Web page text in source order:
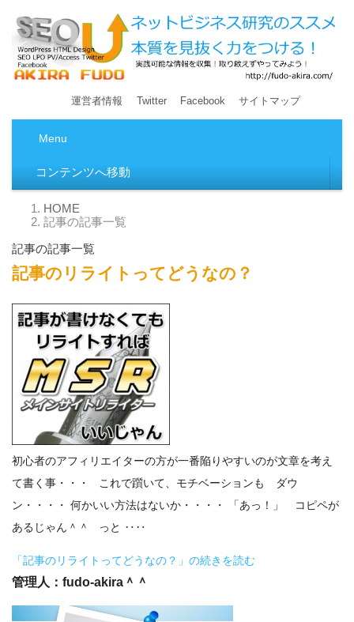
Fudo-Akira
ネットビジネス研究のススメ！本質を見抜く力をつけ
運営者情報 Twitter Facebook サイトマップ
Menu
コンテンツへ移動
HOME
記事の記事一覧
記事の記事一覧
記事のリライトってどうなの？
初心者のアフィリエイターの方が一番陥りやすいのが文章を考え
て書く事・・・ これで躓いて、モチベーションも ダウ
ン・・・・ 何かいい方法はないか・・・・ 「あっ！」 コピペが
あるじゃん＾＾ っと ‥‥
「記事のリライトってどうなの？」の続きを読む
管理人：fudo-akira＾＾